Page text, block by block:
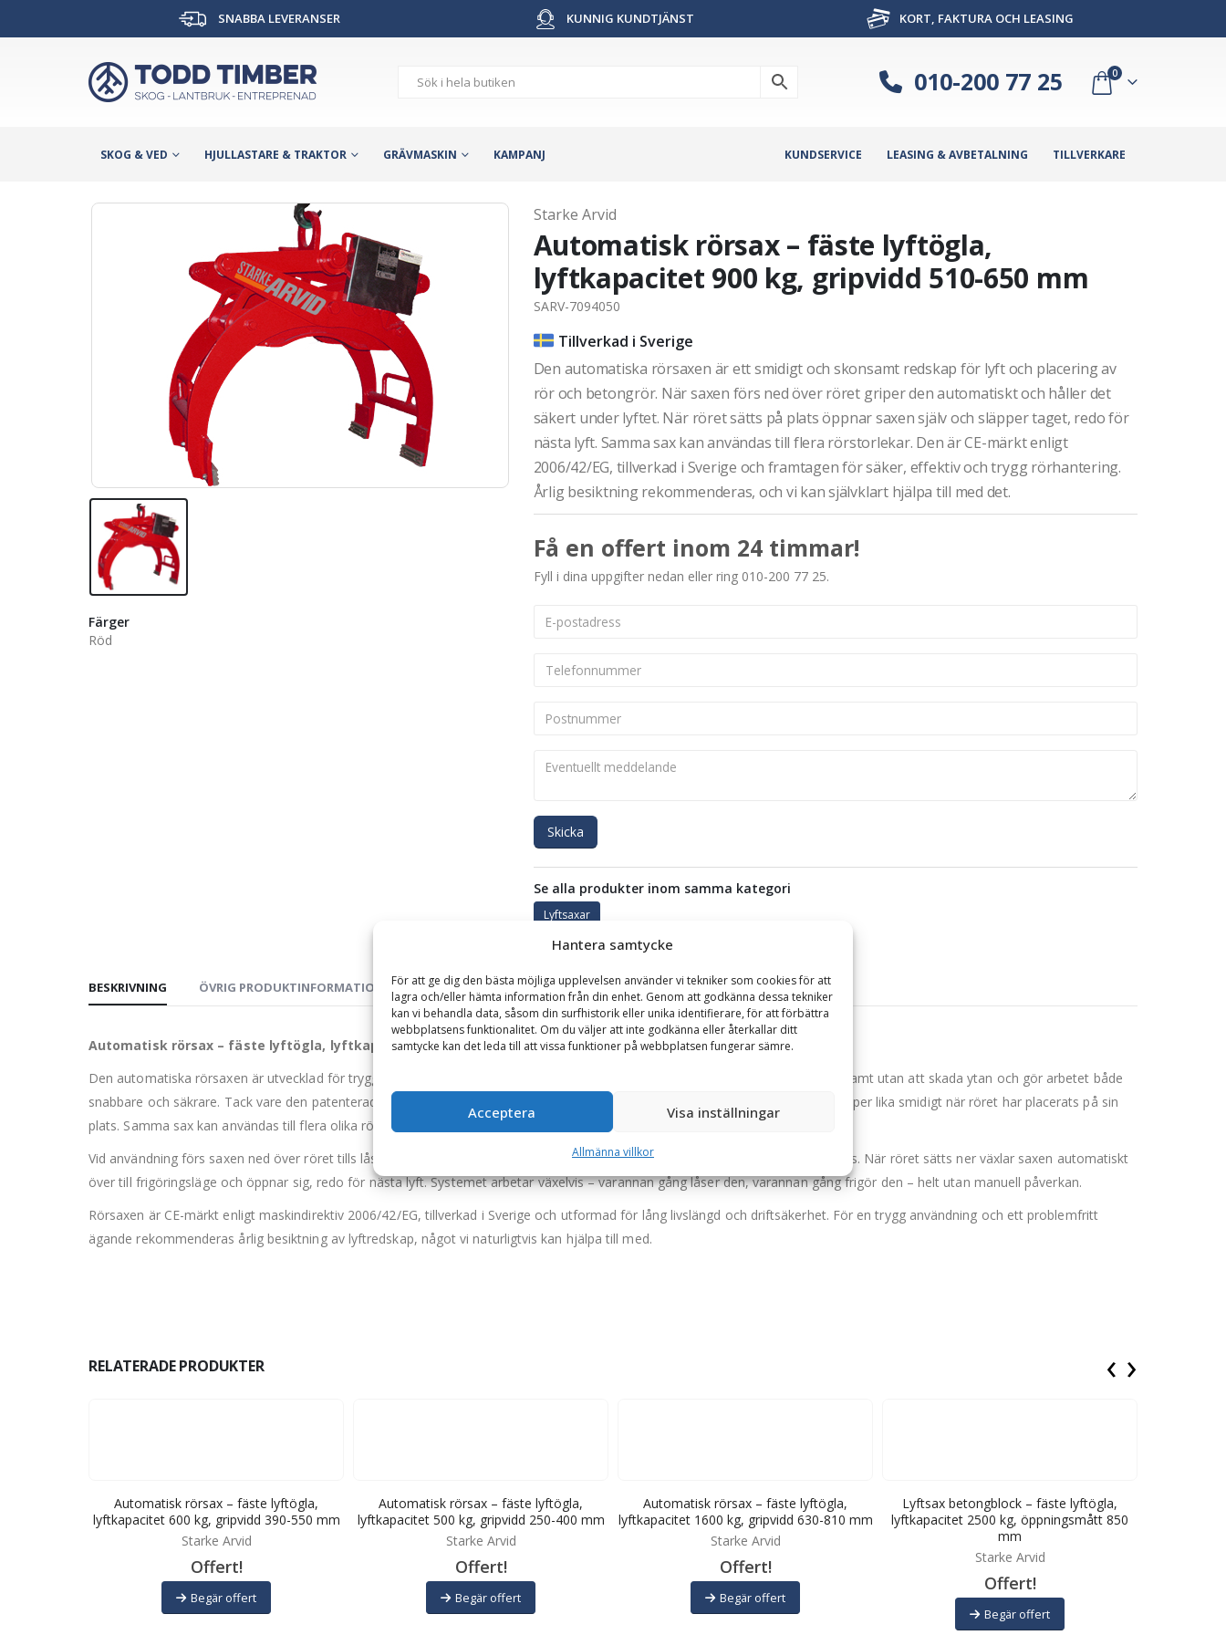
Hantera samtycke
För att ge dig den bästa möjliga upplevelsen använder vi tekniker som cookies för att
lagra och/eller hämta information från din enhet. Genom att godkänna dessa tekniker
kan vi behandla data, såsom din surfhistorik eller unika identifierare, för att förbättra
webbplatsens funktionalitet. Om du väljer att inte godkänna eller återkallar ditt
samtycke kan det leda till att vissa funktioner på webbplatsen fungerar sämre.
Acceptera Visa inställningar
Allmänna villkor
SNABBA LEVERANSER KUNNIG KUNDTJÄNST KORT, FAKTURA OCH LEASING
010-200 77 25 0
SKOG & VED HJULLASTARE & TRAKTOR GRÄVMASKIN KAMPANJ KUNDSERVICE LEASING & AVBETALNING TILLVERKARE
Färger
Röd
Starke Arvid
Automatisk rörsax – fäste lyftögla,
lyftkapacitet 900 kg, gripvidd 510-650 mm
SARV-7094050
Tillverkad i Sverige
Den automatiska rörsaxen är ett smidigt och skonsamt redskap för lyft och placering av
rör och betongrör. När saxen förs ned över röret griper den automatiskt och håller det
säkert under lyftet. När röret sätts på plats öppnar saxen själv och släpper taget, redo för
nästa lyft. Samma sax kan användas till flera rörstorlekar. Den är CE-märkt enligt
2006/42/EG, tillverkad i Sverige och framtagen för säker, effektiv och trygg rörhantering.
Årlig besiktning rekommenderas, och vi kan självklart hjälpa till med det.
Få en offert inom 24 timmar!
Fyll i dina uppgifter nedan eller ring 010-200 77 25.
Skicka
Se alla produkter inom samma kategori
Lyftsaxar
BESKRIVNING ÖVRIG PRODUKTINFORMATION GARANTI
Automatisk rörsax – fäste lyftögla, lyftkapacitet 900 kg, gripvidd 510-650 mm
Den automatiska rörsaxen är utvecklad för trygg och effektiv hantering av rör och betongrör. Konstruktionen greppar röret varsamt utan att skada ytan och gör arbetet både
snabbare och säkrare. Tack vare den patenterade låsmekanismen griper saxen automatiskt när den förs ned över röret och släpper lika smidigt när röret har placerats på sin
plats. Samma sax kan användas till flera olika rörstorlekar, vilket ger en flexibel och kostnadseffektiv lösning på arbetsplatsen.
Vid användning förs saxen ned över röret tills låsningen aktiveras. Därefter kan röret lyftas och positioneras exakt där det behövs. När röret sätts ner växlar saxen automatiskt
över till frigöringsläge och öppnar sig, redo för nästa lyft. Systemet arbetar växelvis – varannan gång låser den, varannan gång frigör den – helt utan manuell påverkan.
Rörsaxen är CE-märkt enligt maskindirektiv 2006/42/EG, tillverkad i Sverige och utformad för lång livslängd och driftsäkerhet. För en trygg användning och ett problemfritt
ägande rekommenderas årlig besiktning av lyftredskap, något vi naturligtvis kan hjälpa till med.
RELATERADE PRODUKTER
Automatisk rörsax – fäste lyftögla,
lyftkapacitet 600 kg, gripvidd 390-550 mm
Starke Arvid
Offert!
Begär offert
Automatisk rörsax – fäste lyftögla,
lyftkapacitet 500 kg, gripvidd 250-400 mm
Starke Arvid
Offert!
Begär offert
Automatisk rörsax – fäste lyftögla,
lyftkapacitet 1600 kg, gripvidd 630-810 mm
Starke Arvid
Offert!
Begär offert
Lyftsax betongblock – fäste lyftögla,
lyftkapacitet 2500 kg, öppningsmått 850
mm
Starke Arvid
Offert!
Begär offert
‹ ›